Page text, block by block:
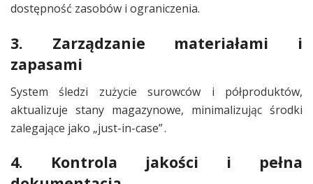
dostępność zasobów i ograniczenia.
3. Zarządzanie materiałami i
zapasami
System śledzi zużycie surowców i półproduktów,
aktualizuje stany magazynowe, minimalizując środki
zalegające jako „just-in-case” .
4. Kontrola jakości i pełna